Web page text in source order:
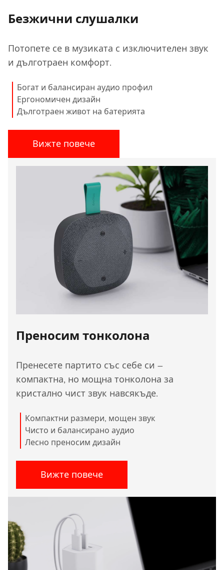
Безжични слушалки
Потопете се в музиката с изключителен звук
и дълготраен комфорт.
Богат и балансиран аудио профил
Ергономичен дизайн
Дълготраен живот на батерията
Вижте повече
Преносим тонколона
Пренесете партито със себе си –
компактна, но мощна тонколона за
кристално чист звук навсякъде.
Компактни размери, мощен звук
Чисто и балансирано аудио
Лесно преносим дизайн
Вижте повече